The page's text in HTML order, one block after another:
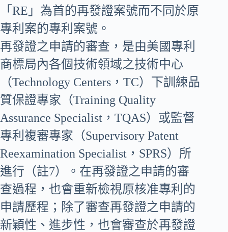
「RE」為首的再發證案號而不同於原
專利案的專利案號。
再發證之申請的審查，是由美國專利
商標局內各個技術領域之技術中心
（Technology Centers，TC）下訓練品
質保證專家（Training Quality
Assurance Specialist，TQAS）或監督
專利複審專家（Supervisory Patent
Reexamination Specialist，SPRS）所
進行（註7）。在再發證之申請的審
查過程，也會重新檢視原核准專利的
申請歷程；除了審查再發證之申請的
新穎性、進步性，也會審查於再發證